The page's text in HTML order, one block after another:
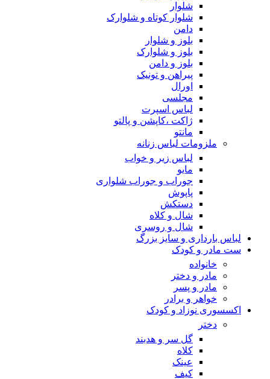
شلوار
شلوار کوتاه و شلوارک
دامن
بلوز و شلوار
بلوز و شلوارک
بلوز و دامن
پیراهن و تونیک
اورال
مجلسی
لباس اسپرت
ژاکت ،کاپشن و پالتو
مانتو
ملزومات لباس زنانه
لباس زیر و خواب
مایو
جوراب و جوراب شلواری
پاپوش
دستکش
شال و کلاه
شال و روسری
لباس بارداری و سایز بزرگ
ست مادر و کودک
خانواده
مادر و دختر
مادر و پسر
خواهر و برادر
اکسسوری نوزاد و کودک
دختر
گل سر و هدبند
کلاه
عینک
کیف